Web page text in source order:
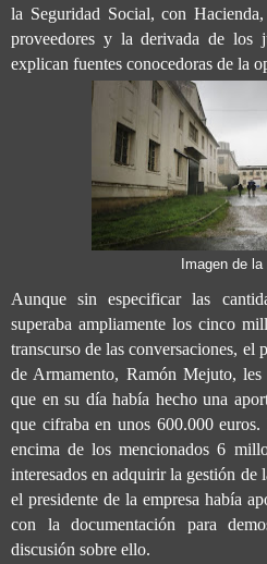
la Seguridad Social, con
proveedores y la derivada de los
explican fuentes conocedoras de la
Imagen de
Aunque sin especificar las
superaba ampliamente los cinco
transcurso de las conversaciones, el
de Armamento, Ramón Mejuto,
que en su día había hecho una
que cifraba en unos 600.000
encima de los mencionados 6
interesados en adquirir la gestión de
el presidente de la empresa había
con la documentación para
discusión sobre ello.